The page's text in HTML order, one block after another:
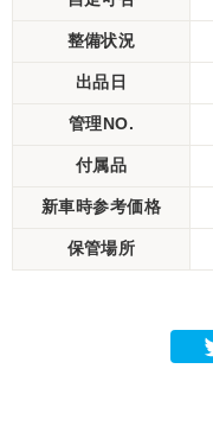
整備状況
出品日
管理NO.
付属品
新車時参考価格
保管場所